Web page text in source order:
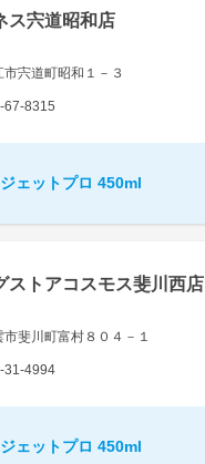
ス宍道昭和店
宍道町昭和１－３
67-8315
ェットプロ 450ml
ストアコスモス斐川西店
斐川町富村８０４－１
31-4994
ェットプロ 450ml